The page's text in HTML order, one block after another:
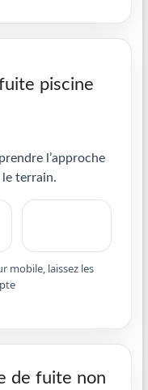
piscine
l’approche
terrain.
mobile, laissez les
de fuite non